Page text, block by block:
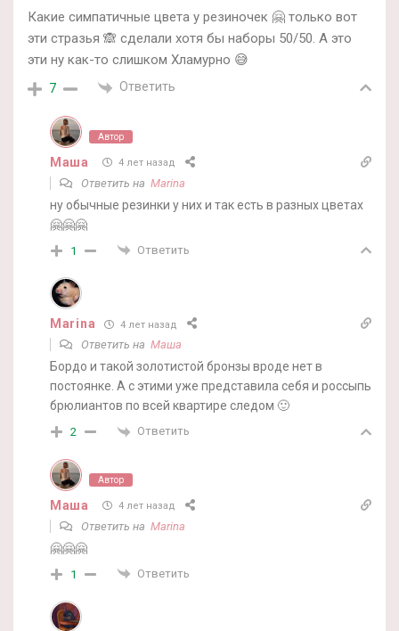
Какие симпатичные цвета у резиночек 🤗 только вот
эти стразья 🙈 сделали хотя бы наборы 50/50. А это
эти ну как-то слишком Хламурно 😅
7 Ответить
Автор
Маша 4 лет назад
Ответить на Marina
ну обычные резинки у них и так есть в разных цветах
🤗🤗🤗
1 Ответить
Marina 4 лет назад
Ответить на Маша
Бордо и такой золотистой бронзы вроде нет в
постоянке. А с этими уже представила себя и россыпь
брюлиантов по всей квартире следом 🙂
2 Ответить
Автор
Маша 4 лет назад
Ответить на Marina
🤗🤗🤗
1 Ответить